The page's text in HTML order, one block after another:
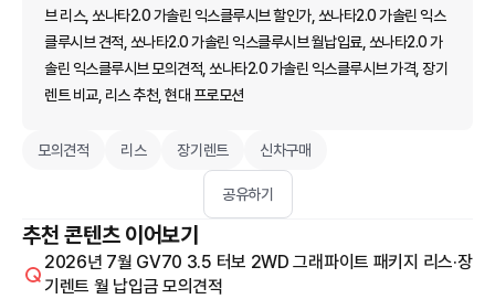
브 리스, 쏘나타2.0 가솔린 익스클루시브 할인가, 쏘나타2.0 가솔린 익스
클루시브 견적, 쏘나타2.0 가솔린 익스클루시브 월납입료, 쏘나타2.0 가
솔린 익스클루시브 모의견적, 쏘나타2.0 가솔린 익스클루시브 가격, 장기
렌트 비교, 리스 추천, 현대 프로모션
모의견적 리스 장기렌트 신차구매
공유하기
추천 콘텐츠 이어보기
2026년 7월 GV70 3.5 터보 2WD 그래파이트 패키지 리스·장
기렌트 월 납입금 모의견적